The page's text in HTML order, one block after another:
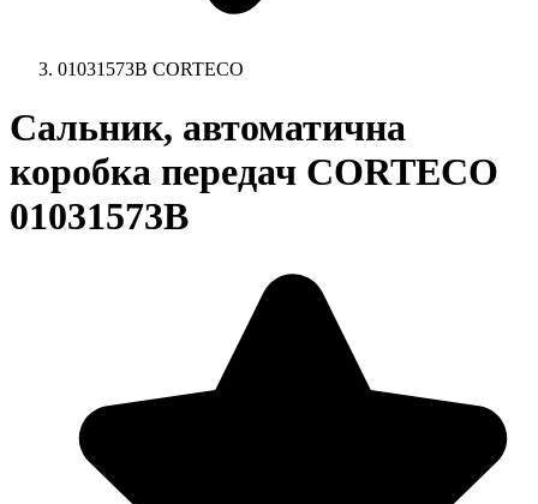
01031573B CORTECO
Сальник, автоматична
коробка передач CORTECO
01031573B